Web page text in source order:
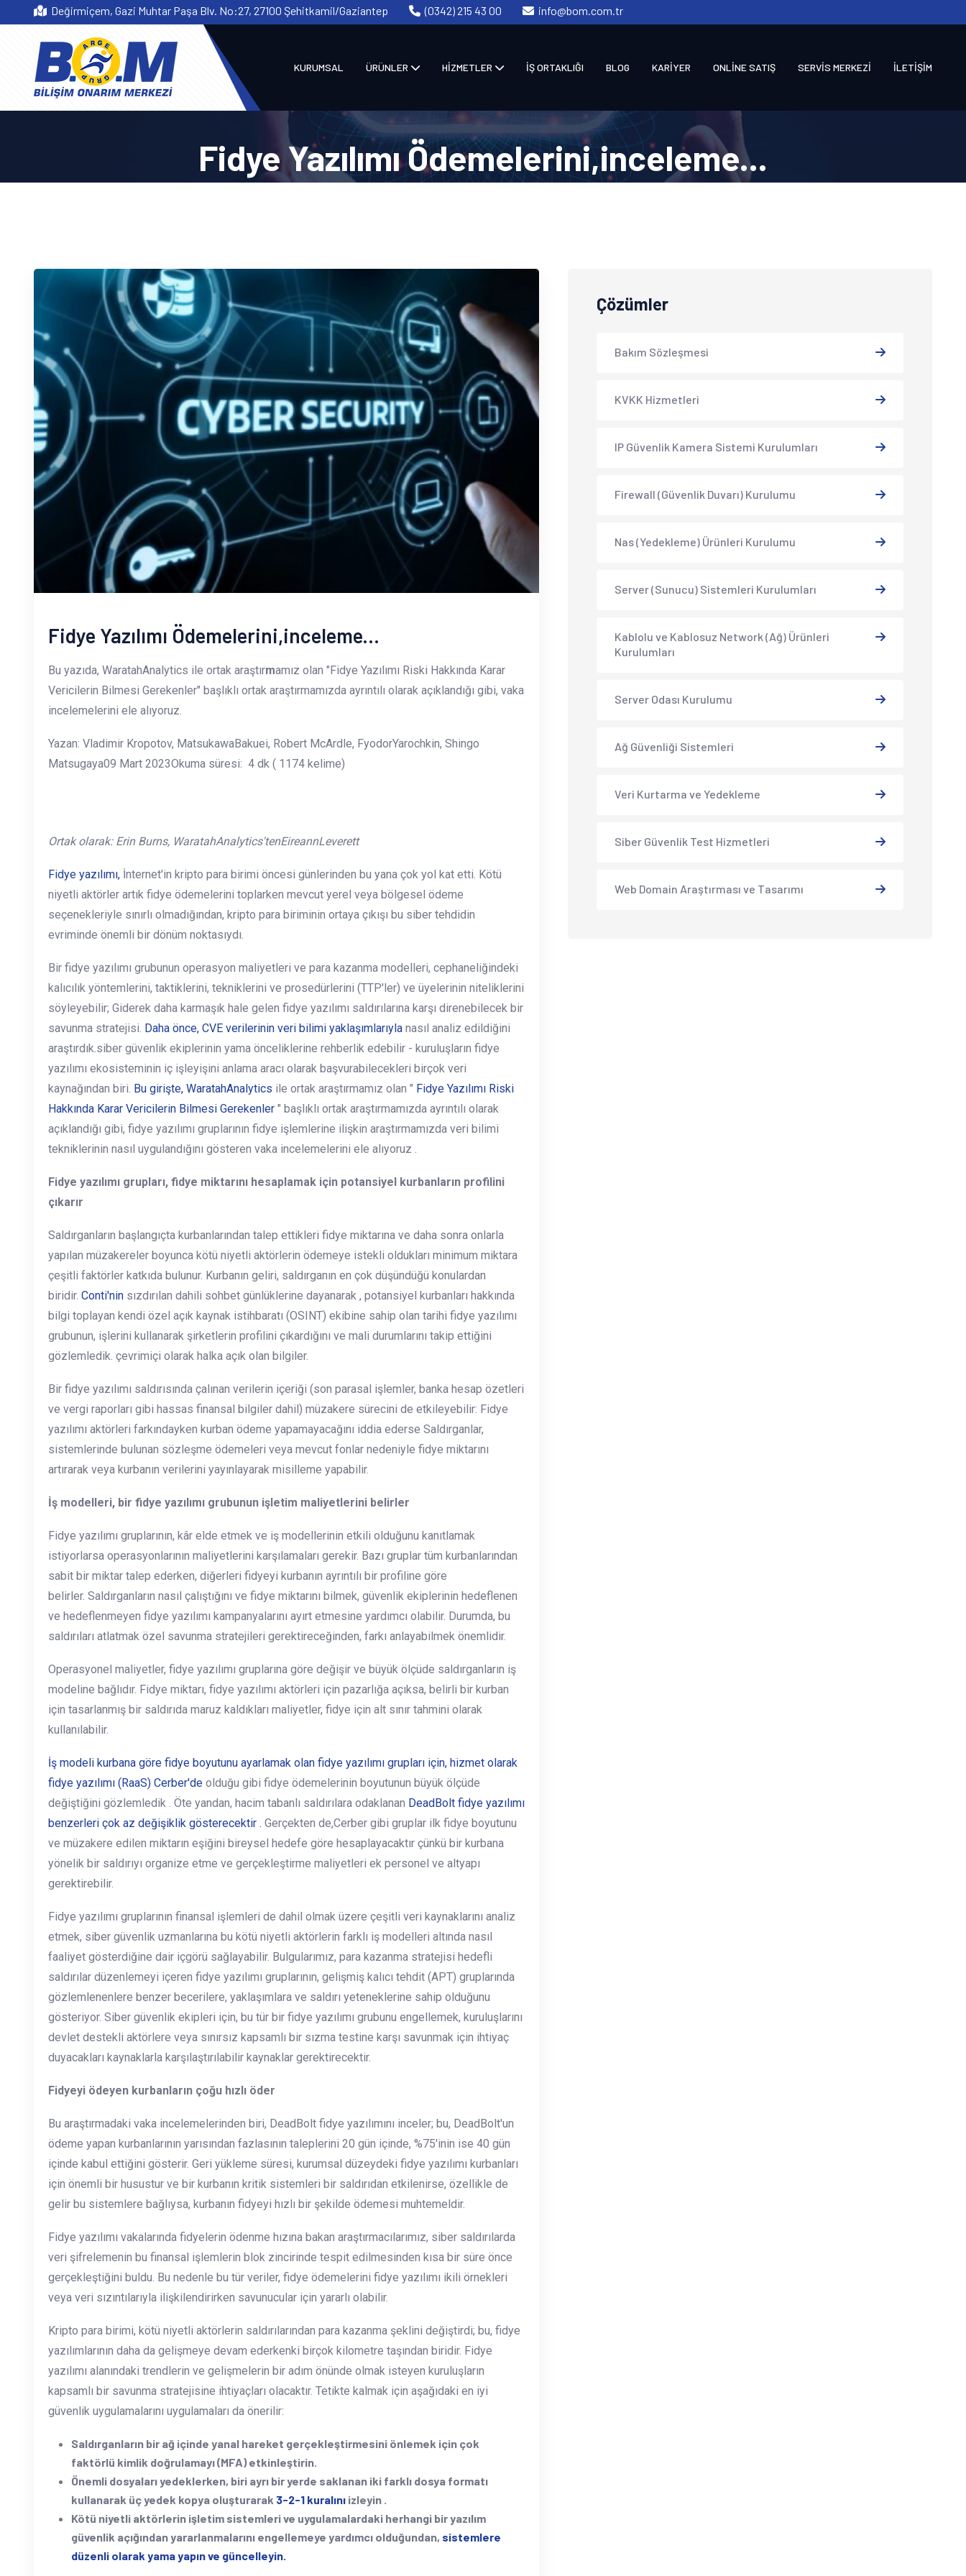
Değirmiçem, Gazi Muhtar Paşa Blv. No:27, 27100 Şehitkamil/Gaziantep (0342) 215 43 00
info@bom.com.tr
Follow Us On :
KURUMSAL ÜRÜNLER HİZMETLER İŞ ORTAKLIĞI BLOG KARİYER ONLİNE SATIŞ SERVİS MERKEZİ İLETİŞİM
Fidye Yazılımı Ödemelerini,inceleme...
Fidye Yazılımı Ödemelerini,inceleme...
Bu yazıda, WaratahAnalytics ile ortak araştırmamız olan "Fidye Yazılımı Riski Hakkında Karar
Vericilerin Bilmesi Gerekenler" başlıklı ortak araştırmamızda ayrıntılı olarak açıklandığı gibi, vaka
incelemelerini ele alıyoruz.
Yazan: Vladimir Kropotov, MatsukawaBakuei, Robert McArdle, FyodorYarochkin, Shingo
Matsugaya09 Mart 2023Okuma süresi: 4 dk ( 1174 kelime)
Ortak olarak: Erin Burns, WaratahAnalytics'tenEireannLeverett
Fidye yazılımı, İnternet'in kripto para birimi öncesi günlerinden bu yana çok yol kat etti. Kötü
niyetli aktörler artık fidye ödemelerini toplarken mevcut yerel veya bölgesel ödeme
seçenekleriyle sınırlı olmadığından, kripto para biriminin ortaya çıkışı bu siber tehdidin
evriminde önemli bir dönüm noktasıydı.
Bir fidye yazılımı grubunun operasyon maliyetleri ve para kazanma modelleri, cephaneliğindeki
kalıcılık yöntemlerini, taktiklerini, tekniklerini ve prosedürlerini (TTP'ler) ve üyelerinin niteliklerini
söyleyebilir; Giderek daha karmaşık hale gelen fidye yazılımı saldırılarına karşı direnebilecek bir
savunma stratejisi. Daha önce, CVE verilerinin veri bilimi yaklaşımlarıyla nasıl analiz edildiğini
araştırdık.siber güvenlik ekiplerinin yama önceliklerine rehberlik edebilir - kuruluşların fidye
yazılımı ekosisteminin iç işleyişini anlama aracı olarak başvurabilecekleri birçok veri
kaynağından biri. Bu girişte, WaratahAnalytics ile ortak araştırmamız olan " Fidye Yazılımı Riski
Hakkında Karar Vericilerin Bilmesi Gerekenler " başlıklı ortak araştırmamızda ayrıntılı olarak
açıklandığı gibi, fidye yazılımı gruplarının fidye işlemlerine ilişkin araştırmamızda veri bilimi
tekniklerinin nasıl uygulandığını gösteren vaka incelemelerini ele alıyoruz .
Fidye yazılımı grupları, fidye miktarını hesaplamak için potansiyel kurbanların profilini
çıkarır
Saldırganların başlangıçta kurbanlarından talep ettikleri fidye miktarına ve daha sonra onlarla
yapılan müzakereler boyunca kötü niyetli aktörlerin ödemeye istekli oldukları minimum miktara
çeşitli faktörler katkıda bulunur. Kurbanın geliri, saldırganın en çok düşündüğü konulardan
biridir. Conti'nin sızdırılan dahili sohbet günlüklerine dayanarak , potansiyel kurbanları hakkında
bilgi toplayan kendi özel açık kaynak istihbaratı (OSINT) ekibine sahip olan tarihi fidye yazılımı
grubunun, işlerini kullanarak şirketlerin profilini çıkardığını ve mali durumlarını takip ettiğini
gözlemledik. çevrimiçi olarak halka açık olan bilgiler.
Bir fidye yazılımı saldırısında çalınan verilerin içeriği (son parasal işlemler, banka hesap özetleri
ve vergi raporları gibi hassas finansal bilgiler dahil) müzakere sürecini de etkileyebilir: Fidye
yazılımı aktörleri farkındayken kurban ödeme yapamayacağını iddia ederse Saldırganlar,
sistemlerinde bulunan sözleşme ödemeleri veya mevcut fonlar nedeniyle fidye miktarını
artırarak veya kurbanın verilerini yayınlayarak misilleme yapabilir.
İş modelleri, bir fidye yazılımı grubunun işletim maliyetlerini belirler
Fidye yazılımı gruplarının, kâr elde etmek ve iş modellerinin etkili olduğunu kanıtlamak
istiyorlarsa operasyonlarının maliyetlerini karşılamaları gerekir. Bazı gruplar tüm kurbanlarından
sabit bir miktar talep ederken, diğerleri fidyeyi kurbanın ayrıntılı bir profiline göre
belirler. Saldırganların nasıl çalıştığını ve fidye miktarını bilmek, güvenlik ekiplerinin hedeflenen
ve hedeflenmeyen fidye yazılımı kampanyalarını ayırt etmesine yardımcı olabilir. Durumda, bu
saldırıları atlatmak özel savunma stratejileri gerektireceğinden, farkı anlayabilmek önemlidir.
Operasyonel maliyetler, fidye yazılımı gruplarına göre değişir ve büyük ölçüde saldırganların iş
modeline bağlıdır. Fidye miktarı, fidye yazılımı aktörleri için pazarlığa açıksa, belirli bir kurban
için tasarlanmış bir saldırıda maruz kaldıkları maliyetler, fidye için alt sınır tahmini olarak
kullanılabilir.
İş modeli kurbana göre fidye boyutunu ayarlamak olan fidye yazılımı grupları için, hizmet olarak
fidye yazılımı (RaaS) Cerber'de olduğu gibi fidye ödemelerinin boyutunun büyük ölçüde
değiştiğini gözlemledik . Öte yandan, hacim tabanlı saldırılara odaklanan DeadBolt fidye yazılımı
benzerleri çok az değişiklik gösterecektir . Gerçekten de,Cerber gibi gruplar ilk fidye boyutunu
ve müzakere edilen miktarın eşiğini bireysel hedefe göre hesaplayacaktır çünkü bir kurbana
yönelik bir saldırıyı organize etme ve gerçekleştirme maliyetleri ek personel ve altyapı
gerektirebilir.
Fidye yazılımı gruplarının finansal işlemleri de dahil olmak üzere çeşitli veri kaynaklarını analiz
etmek, siber güvenlik uzmanlarına bu kötü niyetli aktörlerin farklı iş modelleri altında nasıl
faaliyet gösterdiğine dair içgörü sağlayabilir. Bulgularımız, para kazanma stratejisi hedefli
saldırılar düzenlemeyi içeren fidye yazılımı gruplarının, gelişmiş kalıcı tehdit (APT) gruplarında
gözlemlenenlere benzer becerilere, yaklaşımlara ve saldırı yeteneklerine sahip olduğunu
gösteriyor. Siber güvenlik ekipleri için, bu tür bir fidye yazılımı grubunu engellemek, kuruluşlarını
devlet destekli aktörlere veya sınırsız kapsamlı bir sızma testine karşı savunmak için ihtiyaç
duyacakları kaynaklarla karşılaştırılabilir kaynaklar gerektirecektir.
Fidyeyi ödeyen kurbanların çoğu hızlı öder
Bu araştırmadaki vaka incelemelerinden biri, DeadBolt fidye yazılımını inceler; bu, DeadBolt'un
ödeme yapan kurbanlarının yarısından fazlasının taleplerini 20 gün içinde, %75'inin ise 40 gün
içinde kabul ettiğini gösterir. Geri yükleme süresi, kurumsal düzeydeki fidye yazılımı kurbanları
için önemli bir husustur ve bir kurbanın kritik sistemleri bir saldırıdan etkilenirse, özellikle de
gelir bu sistemlere bağlıysa, kurbanın fidyeyi hızlı bir şekilde ödemesi muhtemeldir.
Fidye yazılımı vakalarında fidyelerin ödenme hızına bakan araştırmacılarımız, siber saldırılarda
veri şifrelemenin bu finansal işlemlerin blok zincirinde tespit edilmesinden kısa bir süre önce
gerçekleştiğini buldu. Bu nedenle bu tür veriler, fidye ödemelerini fidye yazılımı ikili örnekleri
veya veri sızıntılarıyla ilişkilendirirken savunucular için yararlı olabilir.
Kripto para birimi, kötü niyetli aktörlerin saldırılarından para kazanma şeklini değiştirdi; bu, fidye
yazılımlarının daha da gelişmeye devam ederkenki birçok kilometre taşından biridir. Fidye
yazılımı alanındaki trendlerin ve gelişmelerin bir adım önünde olmak isteyen kuruluşların
kapsamlı bir savunma stratejisine ihtiyaçları olacaktır. Tetikte kalmak için aşağıdaki en iyi
güvenlik uygulamalarını uygulamaları da önerilir:
Saldırganların bir ağ içinde yanal hareket gerçekleştirmesini önlemek için çok
faktörlü kimlik doğrulamayı (MFA) etkinleştirin.
Önemli dosyaları yedeklerken, biri ayrı bir yerde saklanan iki farklı dosya formatı
kullanarak üç yedek kopya oluşturarak 3-2-1 kuralını izleyin .
Kötü niyetli aktörlerin işletim sistemleri ve uygulamalardaki herhangi bir yazılım
güvenlik açığından yararlanmalarını engellemeye yardımcı olduğundan, sistemlere
düzenli olarak yama yapın ve güncelleyin.
Çözümler
Bakım Sözleşmesi
KVKK Hizmetleri
IP Güvenlik Kamera Sistemi Kurulumları
Firewall (Güvenlik Duvarı) Kurulumu
Nas (Yedekleme) Ürünleri Kurulumu
Server (Sunucu) Sistemleri Kurulumları
Kablolu ve Kablosuz Network (Ağ) Ürünleri
Kurulumları
Server Odası Kurulumu
Ağ Güvenliği Sistemleri
Veri Kurtarma ve Yedekleme
Siber Güvenlik Test Hizmetleri
Web Domain Araştırması ve Tasarımı